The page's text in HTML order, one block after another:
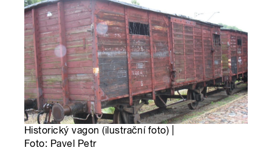
Historický vagon (ilustrační foto) |
Foto: Pavel Petr